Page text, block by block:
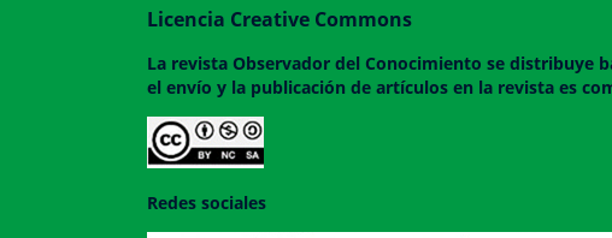
Licencia Creative Commons
La revista Observador del Conocimiento se distribuye
el envío y la publicación de artículos en la revista es
Redes sociales